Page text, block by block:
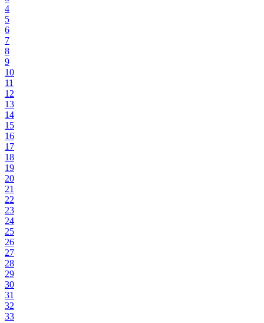
4
5
6
7
8
9
10
11
12
13
14
15
16
17
18
19
20
21
22
23
24
25
26
27
28
29
30
31
32
33